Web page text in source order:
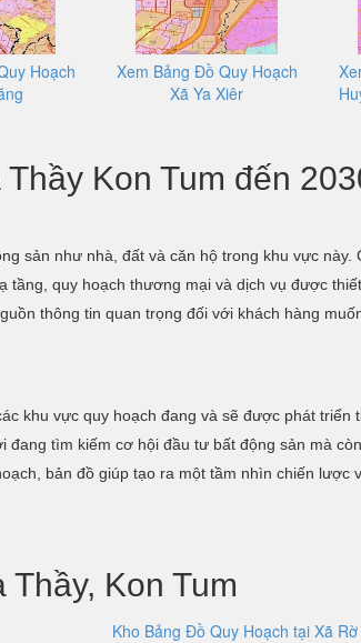
Hoạch
Xem Bảng Đồ Quy Hoạch
Xã Ya Xiêr
Kon Tum đến
sản như nhà, đất và căn hộ trong khu vực này.
quy hoạch thương mại và dịch vụ được
thông tin quan trọng đối với khách hàng
khu vực quy hoạch đang và sẽ được phát
tìm kiếm cơ hội đầu tư bất động sản mà
bản đồ giúp tạo ra một tầm nhìn chiến lược
Kon Tum
Kho Bảng Đồ Quy Hoạch tại Xã